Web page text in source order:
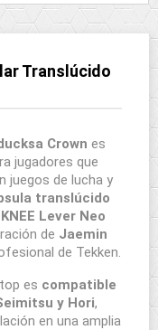
Translúcido
Crown es
jugadores que
juegos de lucha y
translúcido
KNEE Lever Neo
de Jaemin
de Tekken.
es compatible
y Hori,
en una amplia